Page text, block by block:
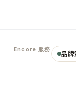
Encore 服務 品